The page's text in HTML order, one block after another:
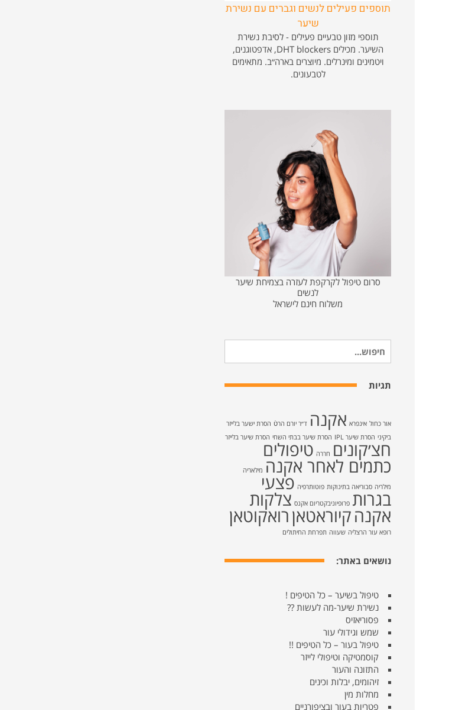
תוספים פעילים לנשים וגברים עם נשירת
שיער
תוספי מזון טבעיים פעילים - לסיבת נשירת
השיער. מכילים DHT blockers, אדפטוגנים,
ויטמינים ומינרלים. מיוצרים בארה״ב. מתאימים
לטבעונים.
סרום טיפול לקרקפת לעזרה בצמיחת שיער
לנשים
משלוח חינם לישראל
עבור:
תגיות
אור כחול אינפרא אקנה ד״ר יורם הרטֿ הסרת ישער בלייזר
ביקיני הסרת שיער IPL הסרת שיער בבתי השחי הסרת שיער בלייזר
חצ׳קונים חררה טיפולים
כתמים לאחר אקנה מילאריה
מילריה סבוריאה בתינוקות פוטותרפיה פצעי
בגרות פרופיוניבקטריום אקנס צלקות
אקנהקיוראטאןרואקוטאן
רופא עור הרצליה שעווה תפרחת החיתולים
נושאים באתר:
טיפול בשיער – כל הטיפים !
נשירת שיער-מה לעשות ??
פסוריאזיס
שמש וגידולי עור
טיפול בעור – כל הטיפים !!
קוסמטיקה וטיפולי לייזר
התזונה והעור
זיהומים, יבלות וכינים
מחלות מין
פטריות בעור ובציפורניים